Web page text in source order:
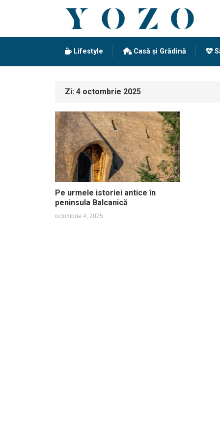
Lifestyle Casă și Grădină
Zi: 4 octombrie 2025
Pe urmele istoriei antice în
peninsula Balcanică
octombrie 4, 2025